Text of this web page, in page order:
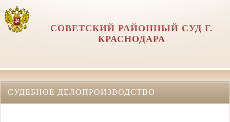
СОВЕТСКИЙ РАЙОННЫЙ СУД Г.
КРАСНОДАРА
СУДЕБНОЕ ДЕЛОПРОИЗВОДСТВО